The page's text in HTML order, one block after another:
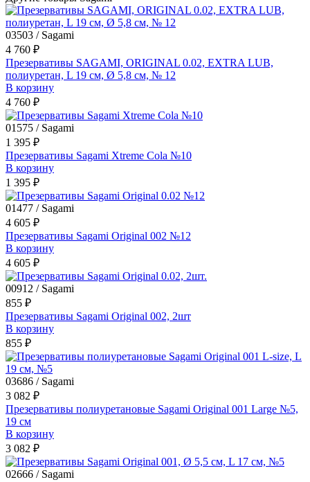
03503 / Sagami
4 760 ₽
Презервативы SAGAMI, ORIGINAL 0.02, EXTRA LUB,
полиуретан, L 19 см, Ø 5,8 см, № 12
В корзину
4 760 ₽
01575 / Sagami
1 395 ₽
Презервативы Sagami Xtreme Cola №10
В корзину
1 395 ₽
01477 / Sagami
4 605 ₽
Презервативы Sagami Original 002 №12
В корзину
4 605 ₽
00912 / Sagami
855 ₽
Презервативы Sagami Original 002, 2шт
В корзину
855 ₽
03686 / Sagami
3 082 ₽
Презервативы полиуретановые Sagami Original 001 Large №5,
19 см
В корзину
3 082 ₽
02666 / Sagami